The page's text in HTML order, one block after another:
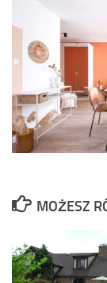
MOŻESZ